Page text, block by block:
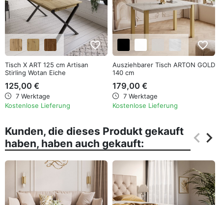
favorite_border
Tisch X ART 125 cm Artisan
Stirling Wotan Eiche
125,00 €
7 Werktage
Kostenlose Lieferung
favorite_border
Ausziehbarer Tisch ARTON GOLD
140 cm
179,00 €
7 Werktage
Kostenlose Lieferung
Kunden, die dieses Produkt gekauft
haben, haben auch gekauft:
keyboard_arrow_left
keyboard_arrow_right